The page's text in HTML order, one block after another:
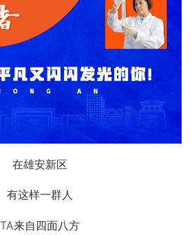
在雄安新区
有这样一群人
TA来自四面八方